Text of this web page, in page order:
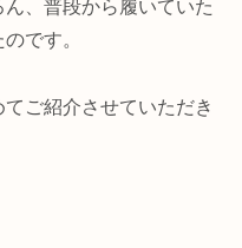
、普段から履いていた
です。
ご紹介させていただき